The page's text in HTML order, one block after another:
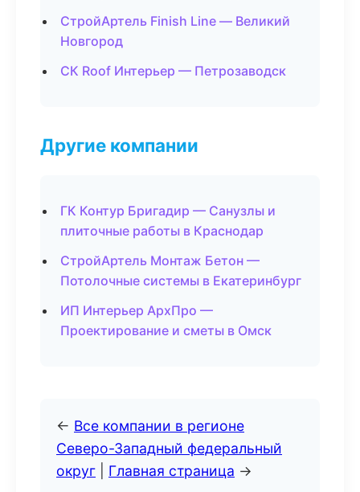
СтройАртель Finish Line — Великий
Новгород
СК Roof Интерьер — Петрозаводск
Другие компании
ГК Контур Бригадир — Санузлы и
плиточные работы в Краснодар
СтройАртель Монтаж Бетон —
Потолочные системы в Екатеринбург
ИП Интерьер АрхПро —
Проектирование и сметы в Омск
← Все компании в регионе
Северо-Западный федеральный
округ
Главная страница →